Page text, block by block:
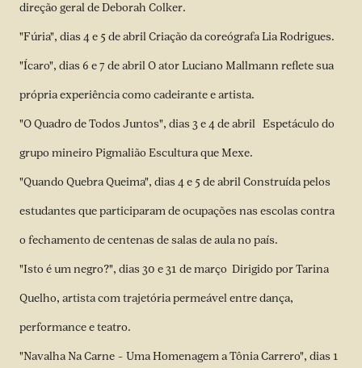
direção geral de Deborah Colker.
"Fúria", dias 4 e 5 de abril Criação da coreógrafa Lia Rodrigues.
"Ícaro", dias 6 e 7 de abril O ator Luciano Mallmann reflete sua
própria experiência como cadeirante e artista.
"O Quadro de Todos Juntos", dias 3 e 4 de abril Espetáculo do
grupo mineiro Pigmalião Escultura que Mexe.
"Quando Quebra Queima", dias 4 e 5 de abril Construída pelos
estudantes que participaram de ocupações nas escolas contra
o fechamento de centenas de salas de aula no país.
"Isto é um negro?", dias 30 e 31 de março Dirigido por Tarina
Quelho, artista com trajetória permeável entre dança,
performance e teatro.
"Navalha Na Carne – Uma Homenagem a Tônia Carrero", dias 1